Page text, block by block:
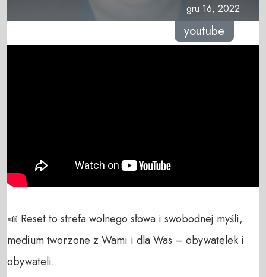
gru 16, 2022
youtube
📣 Reset to strefa wolnego słowa i swobodnej myśli,
medium tworzone z Wami i dla Was – obywatelek i
obywateli.